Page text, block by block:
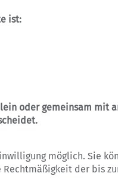
ist:
oder gemeinsam mit
möglich. Sie
der bis